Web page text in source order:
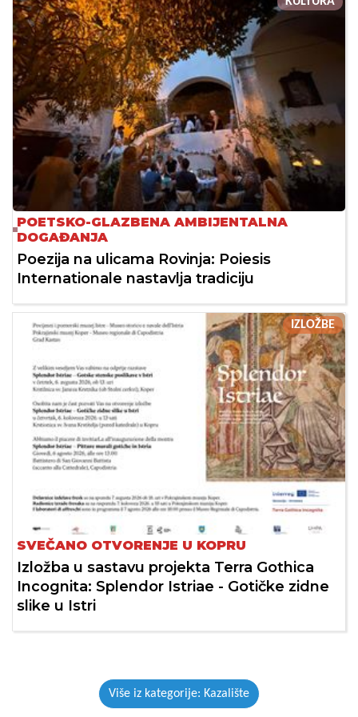
POETSKO-GLAZBENA AMBIJENTALNA
DOGAĐANJA
Poezija na ulicama Rovinja: Poiesis
Internationale nastavlja tradiciju
IZLOŽBE
SVEČANO OTVORENJE U KOPRU
Izložba u sastavu projekta Terra Gothica
Incognita: Splendor Istriae - Gotičke zidne
slike u Istri
Više iz kategorije: Kazalište